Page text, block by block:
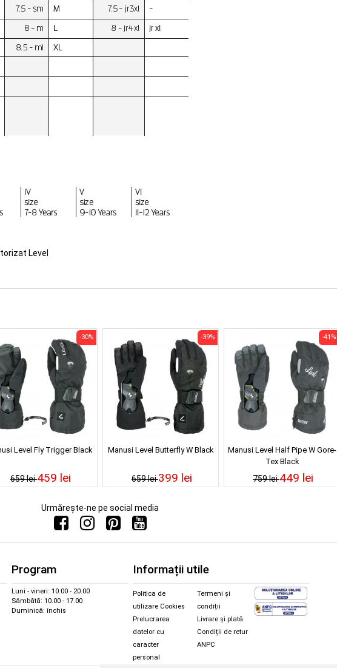
Level
Level Fly Trigger Black
659 lei
-30%
459 lei
Manusi Level Butterfly W Black
659 lei
-39%
399 lei
Manusi Level Half Pipe W Gore-
Tex Black
759 lei
-41%
449 lei
Urmărește-ne pe social media
Program
Luni - vineri: 10.00 - 20.00
Sâmbătă: 10.00 - 17.00
Duminică: închis
Informații utile
Politica de
utilizare Cookies
Prelucrarea
datelor cu
caracter
personal
Termeni și
condiții
Livrare și plată
Condiții de retur
ANPC